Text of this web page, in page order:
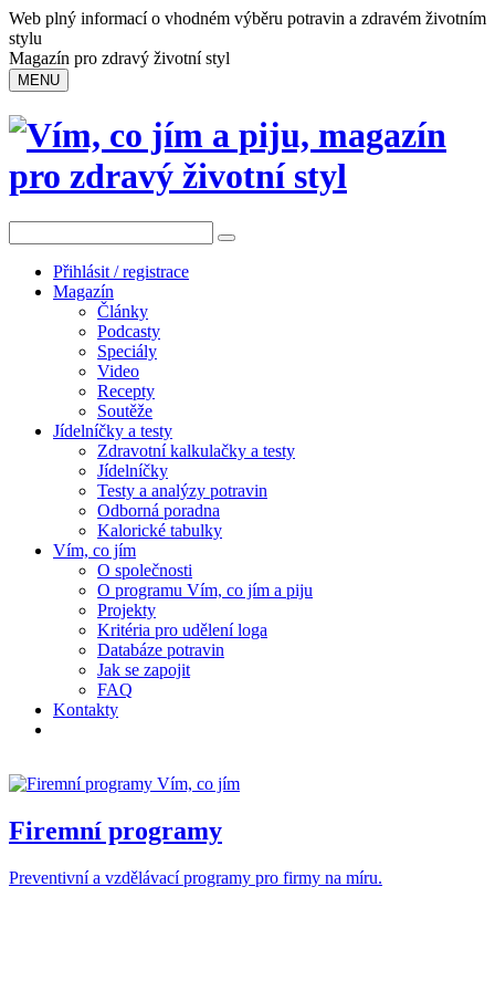
Web plný informací o vhodném výběru potravin a zdravém životním
stylu
Magazín pro zdravý životní styl
MENU
Přihlásit / registrace
Magazín
Články
Podcasty
Speciály
Video
Recepty
Soutěže
Jídelníčky a testy
Zdravotní kalkulačky a testy
Jídelníčky
Testy a analýzy potravin
Odborná poradna
Kalorické tabulky
Vím, co jím
O společnosti
O programu Vím, co jím a piju
Projekty
Kritéria pro udělení loga
Databáze potravin
Jak se zapojit
FAQ
Kontakty
Firemní programy
Preventivní a vzdělávací programy pro firmy na míru.